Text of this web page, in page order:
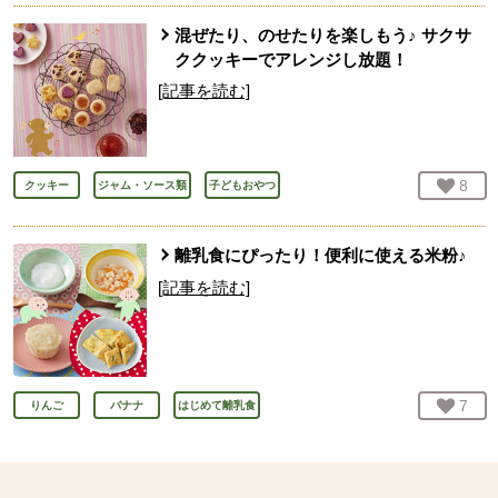
混ぜたり、のせたりを楽しもう♪ サクサ
ククッキーでアレンジし放題！
[記事を読む]
クッキー ジャム・ソース類 子どもおやつ お気
8
離乳食にぴったり！便利に使える米粉♪
[記事を読む]
りんご バナナ はじめて離乳食 お気
7